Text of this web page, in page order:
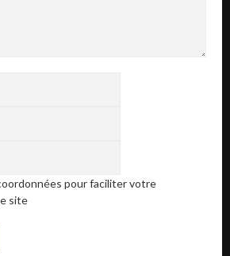
pour faciliter votre
site